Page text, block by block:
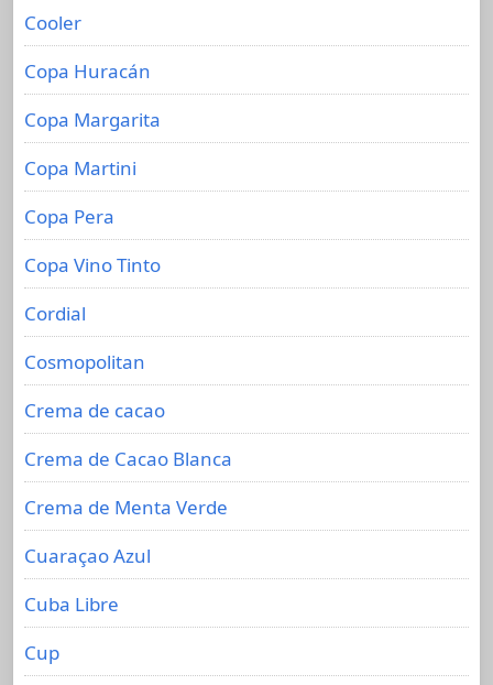
Cooler
Copa Huracán
Copa Margarita
Copa Martini
Copa Pera
Copa Vino Tinto
Cordial
Cosmopolitan
Crema de cacao
Crema de Cacao Blanca
Crema de Menta Verde
Cuaraçao Azul
Cuba Libre
Cup